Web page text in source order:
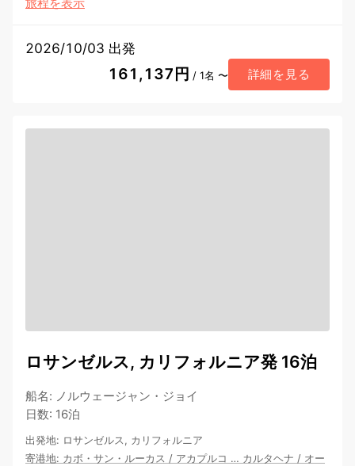
旅程を表示
2026/10/03 出発
161,137円 / 1名 〜 詳細を見る
ロサンゼルス, カリフォルニア発 16泊
船名: ノルウェージャン・ジョイ
日数: 16泊
出発地: ロサンゼルス, カリフォルニア
寄港地: カボ・サン・ルーカス / アカプルコ … カルタヘナ / オー